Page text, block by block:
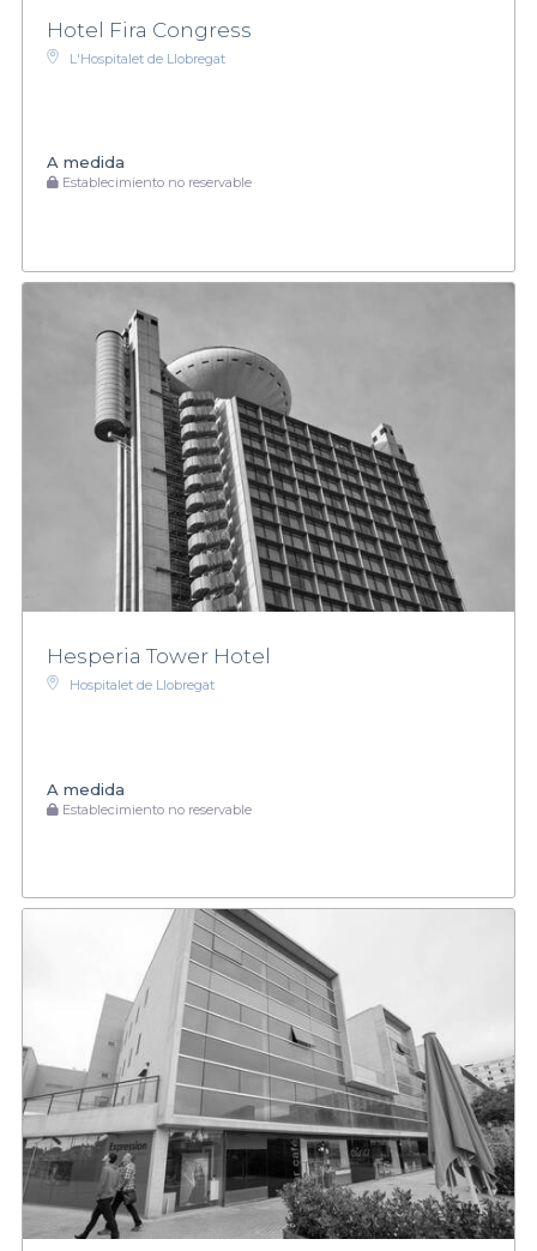
Hotel Fira Congress
L'Hospitalet de Llobregat
A medida
Establecimiento no reservable
Hesperia Tower Hotel
Hospitalet de Llobregat
A medida
Establecimiento no reservable